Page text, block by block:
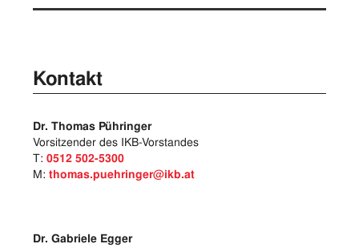
Kontakt
Dr. Thomas Pühringer
Vorsitzender des IKB-Vorstandes
T: 0512 502-5300
M: thomas.puehringer@ikb.at
Dr. Gabriele Egger